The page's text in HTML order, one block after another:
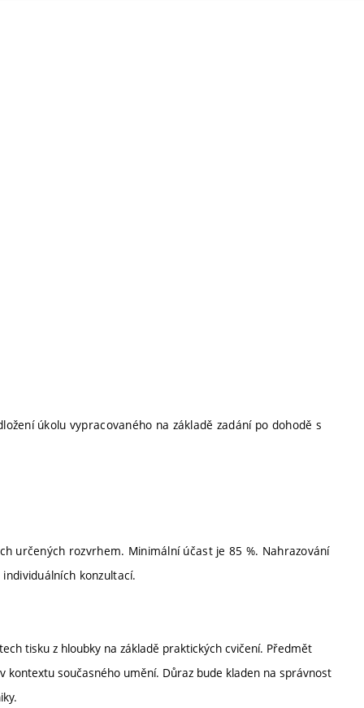
úkolu vypracovaného na základě zadání po dohodě s
určených rozvrhem. Minimální účast je 85 %. Nahrazování
konzultací.
tisku z hloubky na základě praktických cvičení. Předmět
kontextu současného umění. Důraz bude kladen na správnost